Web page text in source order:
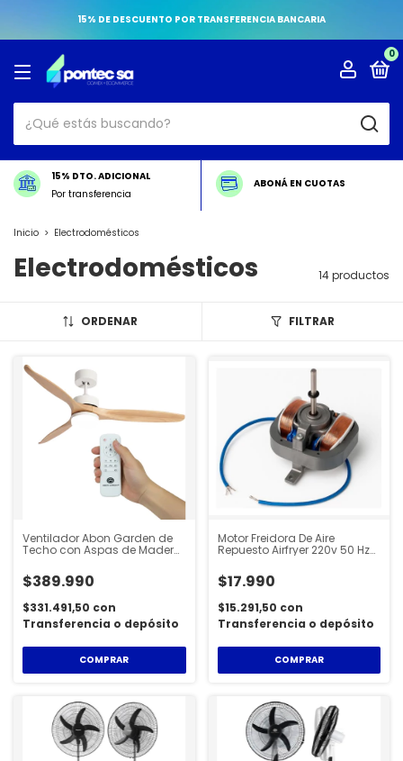
15% DE DESCUENTO POR TRANSFERENCIA BANCARIA
0
15% DTO. ADICIONAL
Por transferencia
ABONÁ EN CUOTAS
Inicio > Electrodomésticos
Electrodomésticos 14 productos
ORDENAR FILTRAR
Ventilador Abon Garden de
Techo con Aspas de Madera
$389.990
$331.491,50 con
Transferencia o depósito
COMPRAR
Motor Freidora De Aire
Repuesto Airfryer 220v 50 Hz
$17.990
$15.291,50 con
Transferencia o depósito
COMPRAR